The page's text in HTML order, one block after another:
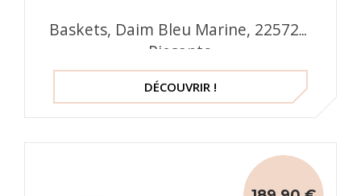
Baskets, Daim Bleu Marine, 225726,
Piesanto
DÉCOUVRIR !